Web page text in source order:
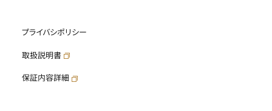
プライバシポリシー
取扱説明書
保証内容詳細